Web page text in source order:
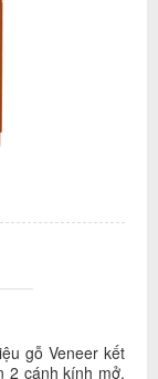
gỗ Veneer kết
2 cánh kính mở,